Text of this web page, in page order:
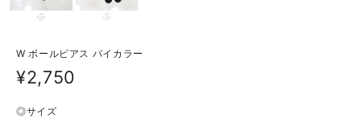
W ボールピアス バイカラー
¥2,750
◎サイズ